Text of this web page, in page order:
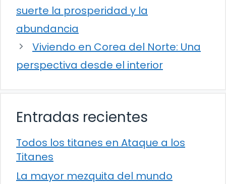
suerte la prosperidad y la
abundancia
Viviendo en Corea del Norte: Una
perspectiva desde el interior
Entradas recientes
Todos los titanes en Ataque a los
Titanes
La mayor mezquita del mundo